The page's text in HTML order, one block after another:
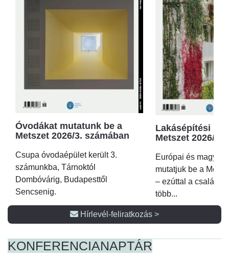
Óvodákat mutatunk be a
Metszet 2026/3. számában
Csupa óvodaépület került 3.
számunkba, Tárnoktól
Dombóvárig, Budapesttől
Sencsenig.
Lakásépítési
Metszet 2026/2.
Európai és magyar
mutatjuk be a
– ezúttal a családi
több...
Hírlevél-feliratkozás >
KONFERENCIANAPTÁR